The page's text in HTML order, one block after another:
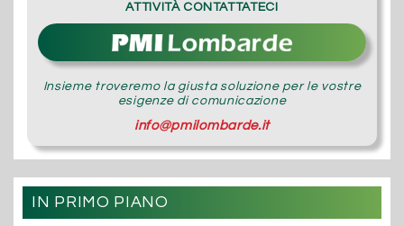
ATTIVITÀ CONTATTATECI
Insieme troveremo la giusta soluzione per le vostre
esigenze di comunicazione
info@pmilombarde.it
IN PRIMO PIANO